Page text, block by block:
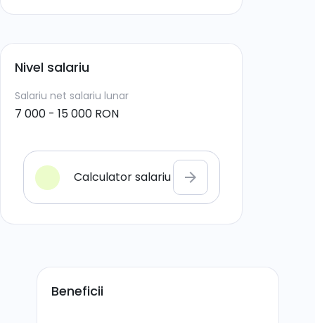
Nivel salariu
Salariu net salariu lunar
7 000 - 15 000 RON
Calculator salariu arrow_forward
Beneficii